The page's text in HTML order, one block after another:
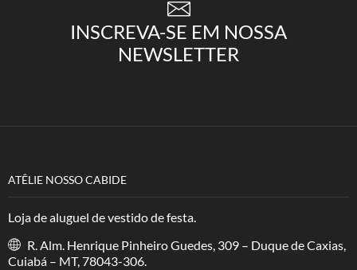
INSCREVA-SE EM NOSSA
NEWSLETTER
ATÊLIE NOSSO CABIDE
Loja de aluguel de vestido de festa.
R. Alm. Henrique Pinheiro Guedes, 309 – Duque de Caxias,
Cuiabá – MT, 78043-306.